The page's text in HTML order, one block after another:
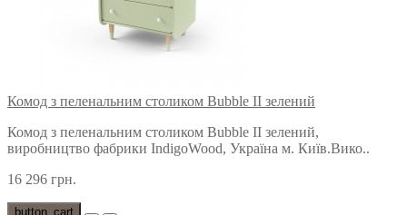
Комод з пеленальним столиком Bubble II зелений
Комод з пеленальним столиком Bubble II зелений,
виробництво фабрики IndigoWood, Україна м. Київ.Вико..
16 296 грн.
button_cart